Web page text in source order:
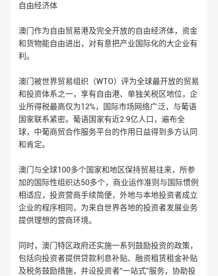
自由经济体
澳门作为自由贸易港及完全开放的自由经济体，资金
和货物能自由进出，对有意把产业国际化的大企业有
利。
澳门被世界贸易组织（WTO）评为全球最开放的贸易
和投资体系之一，享有自由港、单独关税区地位，企
业所得税最高仅为12%，国际市场网络广泛，与葡语
国家联系紧密。葡语国家有近2.9亿人口，遍布全
球，中葡商贸合作服务平台的作用日益得到多方认同
和肯定。
澳门与全球100多个国家和地区保持贸易往来，所参
加的国际性组织达50多个，商业运作准则与国际惯例
相适应，投资营商手续简便，外地与本地投资者成立
企业的程序相同，为来自世界各地的投资者发展业务
提供理想的营商环境。
同时，澳门特区政府还实施一系列鼓励投资的政策，
包括向投资者提供贷款利息补贴、融资租赁租金补贴
及税务鼓励措施，并设投资者“一站式”服务，协助投